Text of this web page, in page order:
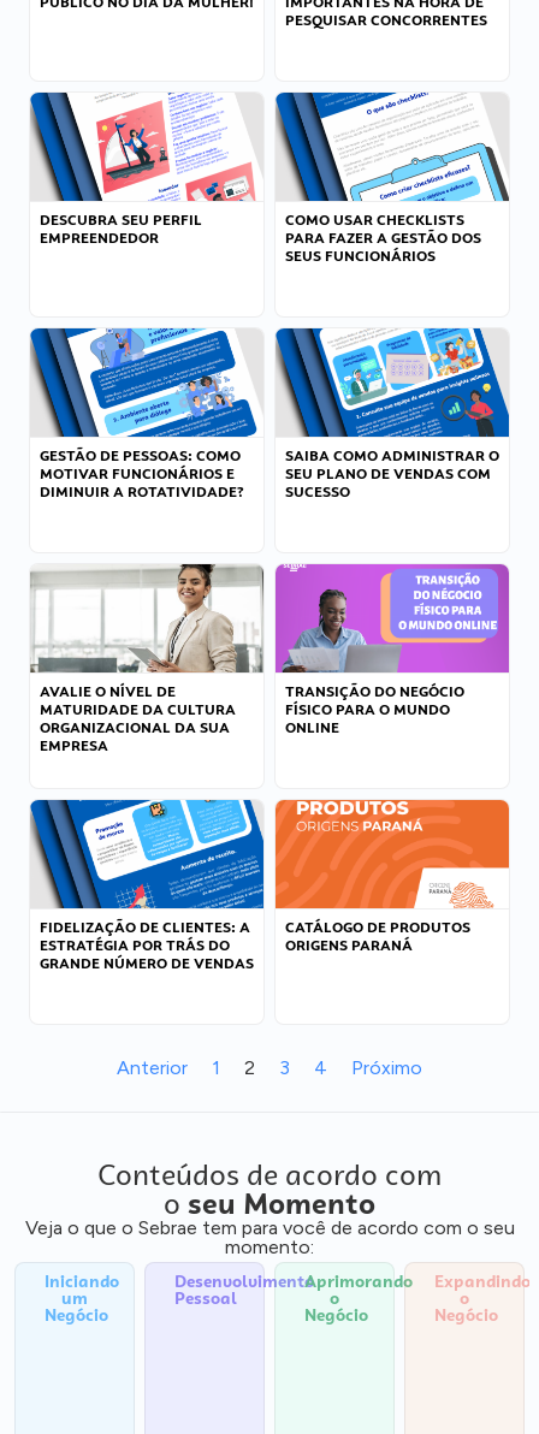
PESQUISAR CONCORRENTES
DESCUBRA SEU PERFIL
EMPREENDEDOR
COMO USAR CHECKLISTS
PARA FAZER A GESTÃO DOS
SEUS FUNCIONÁRIOS
GESTÃO DE PESSOAS: COMO
MOTIVAR FUNCIONÁRIOS E
DIMINUIR A ROTATIVIDADE?
SAIBA COMO ADMINISTRAR O
SEU PLANO DE VENDAS COM
SUCESSO
AVALIE O NÍVEL DE
MATURIDADE DA CULTURA
ORGANIZACIONAL DA SUA
EMPRESA
TRANSIÇÃO DO NEGÓCIO
FÍSICO PARA O MUNDO
ONLINE
FIDELIZAÇÃO DE CLIENTES: A
ESTRATÉGIA POR TRÁS DO
GRANDE NÚMERO DE VENDAS
CATÁLOGO DE PRODUTOS
ORIGENS PARANÁ
Anterior 1 2 3 4 Próximo
Conteúdos de acordo com
o seu Momento
Veja o que o Sebrae tem para você de acordo com o seu
momento:
Iniciando
um
Negócio
Desenvolvimento
Pessoal
Aprimorando
o
Negócio
Expandindo
o
Negócio